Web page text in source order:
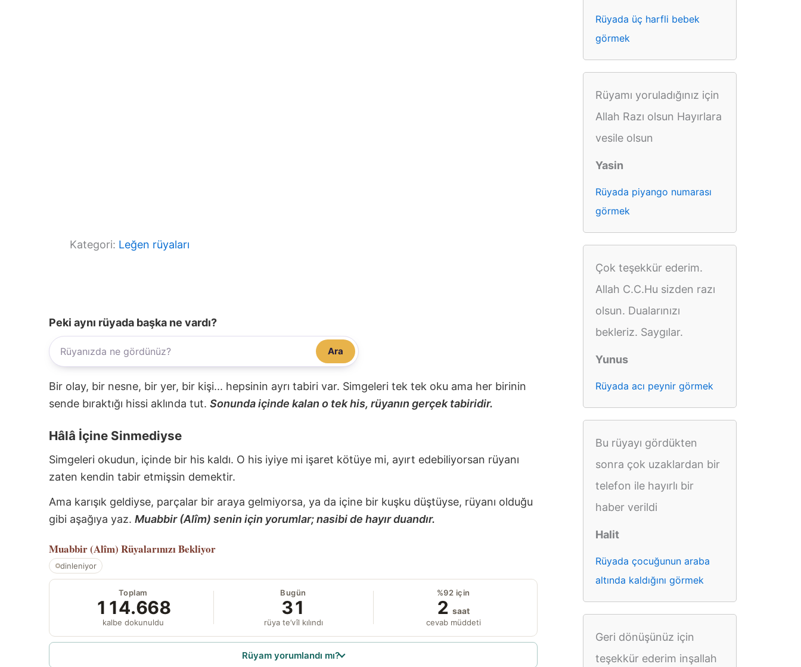
Kategori: Leğen rüyaları
Peki aynı rüyada başka ne vardı?
Ara
Bir olay, bir nesne, bir yer, bir kişi... hepsinin ayrı tabiri var. Simgeleri tek tek oku ama her birinin
sende bıraktığı hissi aklında tut. Sonunda içinde kalan o tek his, rüyanın gerçek tabiridir.
Hâlâ İçine Sinmediyse
Simgeleri okudun, içinde bir his kaldı. O his iyiye mi işaret kötüye mi, ayırt edebiliyorsan rüyanı
zaten kendin tabir etmişsin demektir.
Ama karışık geldiyse, parçalar bir araya gelmiyorsa, ya da içine bir kuşku düştüyse, rüyanı olduğu
gibi aşağıya yaz. Muabbir (Alîm) senin için yorumlar; nasibi de hayır duandır.
Muabbir (Alîm) Rüyalarınızı Bekliyor
dinleniyor
Toplam
114.668
kalbe dokunuldu
Bugün
31
rüya te’vîl kılındı
%92 için
2 saat
cevab müddeti
Rüyam yorumlandı mı?
Rüyada üç harfli bebek
görmek
Rüyamı yoruladığınız için
Allah Razı olsun Hayırlara
vesile olsun
Yasin
Rüyada piyango numarası
görmek
Çok teşekkür ederim.
Allah C.C.Hu sizden razı
olsun. Dualarınızı
bekleriz. Saygılar.
Yunus
Rüyada acı peynir görmek
Bu rüyayı gördükten
sonra çok uzaklardan bir
telefon ile hayırlı bir
haber verildi
Halit
Rüyada çocuğunun araba
altında kaldığını görmek
Geri dönüşünüz için
teşekkür ederim inşallah